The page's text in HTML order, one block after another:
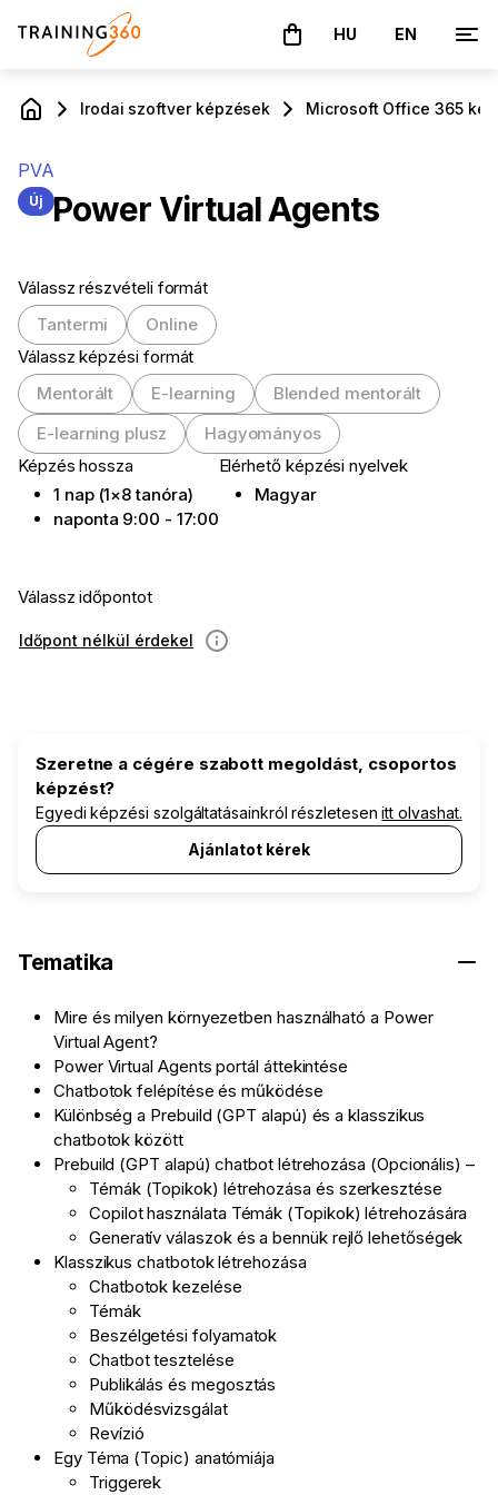
A kosár üres
HU EN
Irodai szoftver képzések Microsoft Office 365
PVA
Új Power Virtual Agents
Válassz részvételi formát
Tantermi
Online
Válassz képzési formát
Mentorált
E-learning
Blended mentorált
E-learning plusz
Hagyományos
Képzés hossza
1 nap (1×8 tanóra)
naponta 9:00 - 17:00
Elérhető képzési nyelvek
Magyar
Válassz időpontot
Időpont nélkül érdekel
információ
Szeretne a cégére szabott megoldást, csoportos
képzést?
Egyedi képzési szolgáltatásainkról részletesenitt olvashat.
Ajánlatot kérek
Tematika
Mire és milyen környezetben használható a Power
Virtual Agent?
Power Virtual Agents portál áttekintése
Chatbotok felépítése és működése
Különbség a Prebuild (GPT alapú) és a klasszikus
chatbotok között
Prebuild (GPT alapú) chatbot létrehozása (Opcionális) –
Témák (Topikok) létrehozása és szerkesztése
Copilot használata Témák (Topikok) létrehozására
Generatív válaszok és a bennük rejlő lehetőségek
Klasszikus chatbotok létrehozása
Chatbotok kezelése
Témák
Beszélgetési folyamatok
Chatbot tesztelése
Publikálás és megosztás
Működésvizsgálat
Revízió
Egy Téma (Topic) anatómiája
Triggerek